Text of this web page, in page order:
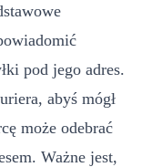
pod jego adres.
abyś mógł
może odebrać
Ważne jest,